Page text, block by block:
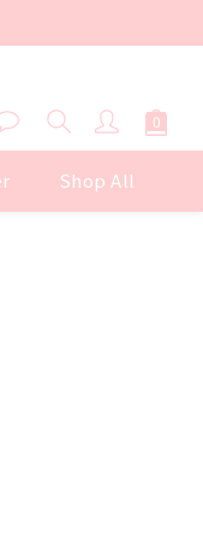
Shop All